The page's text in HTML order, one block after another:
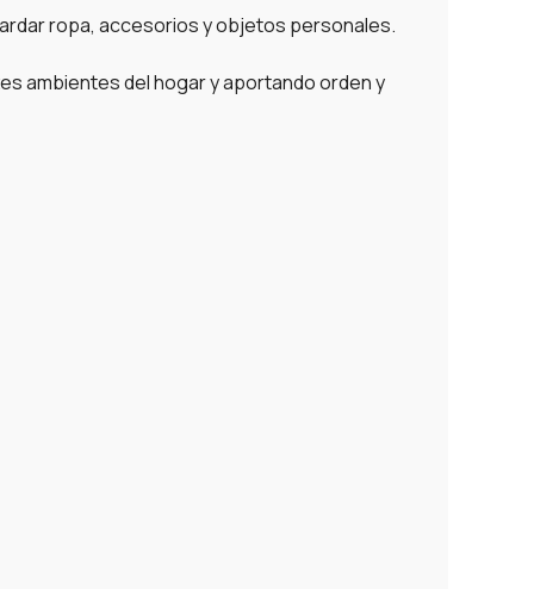
ropa, accesorios y objetos personales.
ambientes del hogar y aportando orden y